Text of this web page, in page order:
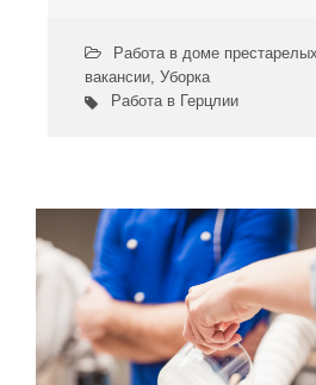
Работа в доме престарелых
вакансии, Уборка
Работа в Герцлии